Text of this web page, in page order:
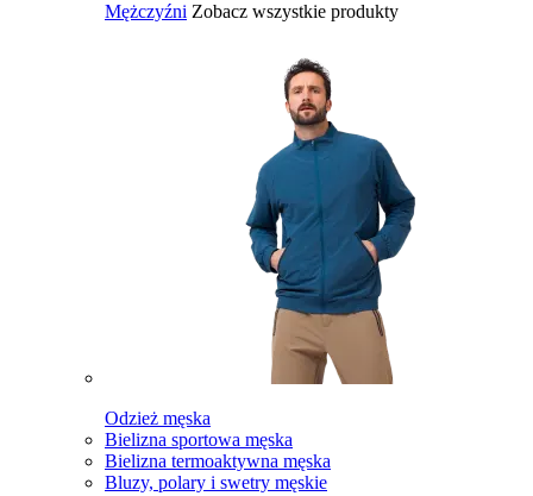
Mężczyźni Zobacz wszystkie produkty
Odzież męska
Bielizna sportowa męska
Bielizna termoaktywna męska
Bluzy, polary i swetry męskie